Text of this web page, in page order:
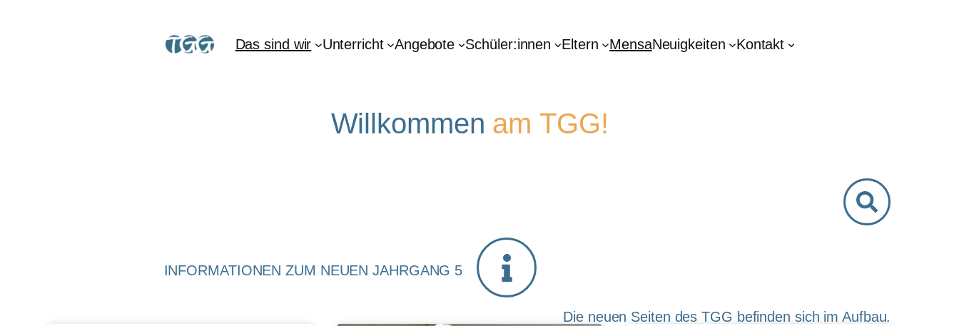
Das sind wir Unterricht Angebote Schüler:innen Eltern MensaNeuigkeiten Kontakt
Willkommen am TGG!
INFORMATIONEN ZUM NEUEN JAHRGANG 5
Die neuen Seiten des TGG befinden sich im Aufbau.